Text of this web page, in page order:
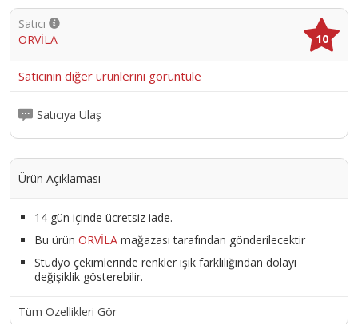
Satıcı
ORVİLA
10
Satıcının diğer ürünlerini görüntüle
Satıcıya Ulaş
Ürün Açıklaması
14 gün içinde ücretsiz iade.
Bu ürün ORVİLA mağazası tarafından gönderilecektir
Stüdyo çekimlerinde renkler ışık farklılığından dolayı
değişiklik gösterebilir.
Tüm Özellikleri Gör